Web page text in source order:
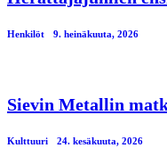
Henkilöt 9. heinäkuuta, 2026
Sievin Metallin
Kulttuuri 24. kesäkuuta, 2026